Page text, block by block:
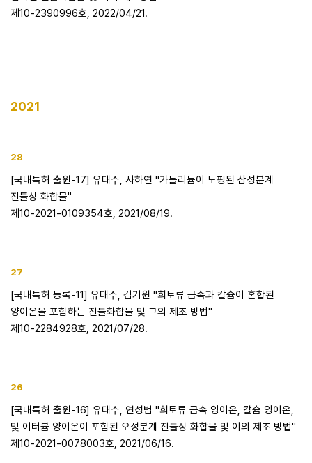
제10-2390996호, 2022/04/21.
2021
28
[국내특허 출원-17] 유태수, 사하연 "가돌리늄이 도핑된 삼성분계
진틀상 화합물"
제10-2021-0109354호, 2021/08/19.
27
[국내특허 등록-11] 유태수, 김기원 "희토류 금속과 칼슘이 혼합된
양이온을 포함하는 진틀화합물 및 그의 제조 방법"
제10-2284928호, 2021/07/28.
26
[국내특허 출원-16] 유태수, 연성범 "희토류 금속 양이온, 칼슘 양이온,
및 이터븀 양이온이 포함된 오성분계 진틀상 화합물 및 이의 제조 방법"
제10-2021-0078003호, 2021/06/16.